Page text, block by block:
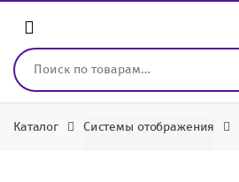
Искать:
Каталог Системы отображения